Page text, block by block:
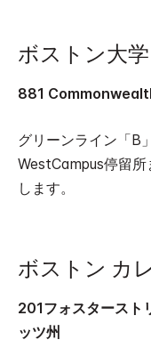
ボストン大学
881
グリーンライン「B
WestCampus停留
します。
ボストン カ
201フォスタースト
ッツ州